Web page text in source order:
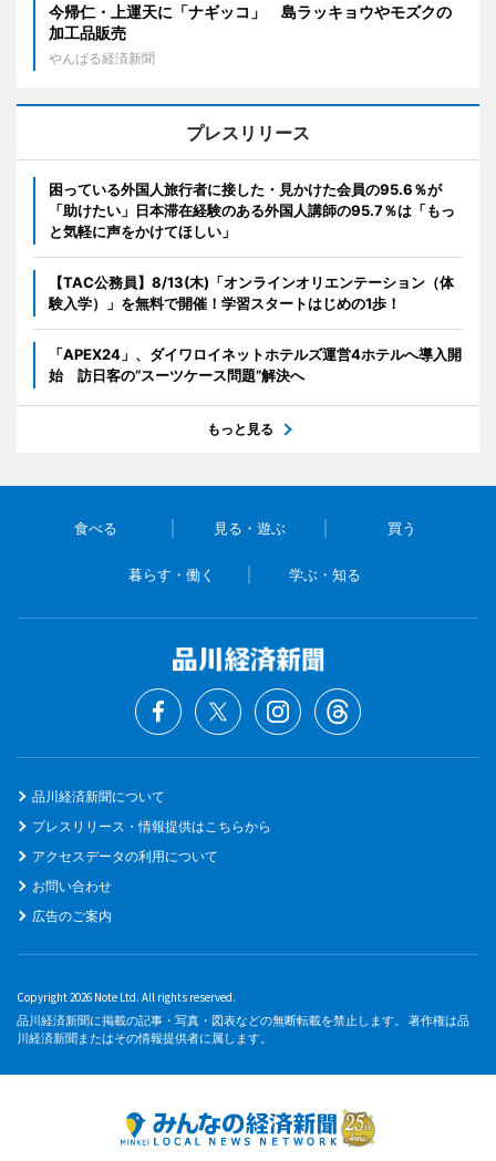
今帰仁・上運天に「ナギッコ」 島ラッキョウやモズクの
加工品販売
やんばる経済新聞
プレスリリース
困っている外国人旅行者に接した・見かけた会員の95.6％が
「助けたい」日本滞在経験のある外国人講師の95.7％は「もっ
と気軽に声をかけてほしい」
【TAC公務員】8/13(木)「オンラインオリエンテーション（体
験入学）」を無料で開催！学習スタートはじめの1歩！
「APEX24」、ダイワロイネットホテルズ運営4ホテルへ導入開
始 訪日客の“スーツケース問題”解決へ
もっと見る
食べる 見る・遊ぶ 買う
暮らす・働く 学ぶ・知る
品川経済新聞について
プレスリリース・情報提供はこちらから
アクセスデータの利用について
お問い合わせ
広告のご案内
Copyright 2026 Note Ltd. All rights reserved.
品川経済新聞に掲載の記事・写真・図表などの無断転載を禁止します。 著作権は品
川経済新聞またはその情報提供者に属します。